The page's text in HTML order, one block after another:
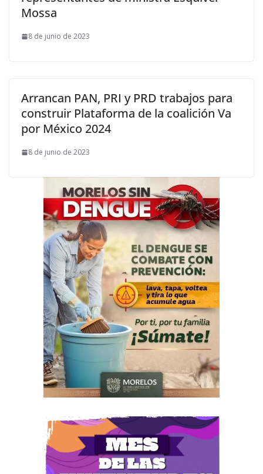
Mossa
8 de junio de 2023
Arrancan PAN, PRI y PRD trabajos para
construir Plataforma de la coalición Va
por México 2024
8 de junio de 2023